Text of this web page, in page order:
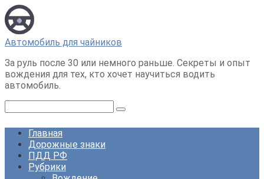
Перейти
к
контенту
Автомобиль для чайников
За руль после 30 или немного раньше. Секреты и опыт
вождения для тех, кто хочет научиться водить
автомобиль.
Главная
Дорожные знаки
ПДД РФ
Рубрики